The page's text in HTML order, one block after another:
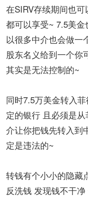
在SIRV存续期间也
都可以享受~ 7.5美
以很多中介也会做一
股东名义给到一个你
其实是无法控制的~
同时7.5万美金转入
定的银行 且必须是
介让你把钱先转入到
定是违法的~
转钱有个小小的隐藏
反洗钱 发现钱不干